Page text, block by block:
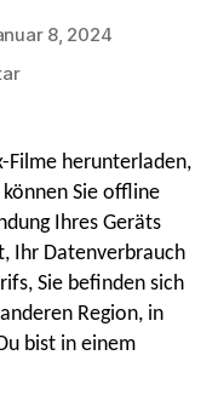
8, 2024
An
Sie
Netflix-
Filme
kostenlos
herunter,
Web-
Serie
&
Filme herunterladen,
Sie offline
Ihres Geräts
Ihr Datenverbrauch
Sie befinden sich
Region, in
bist in einem